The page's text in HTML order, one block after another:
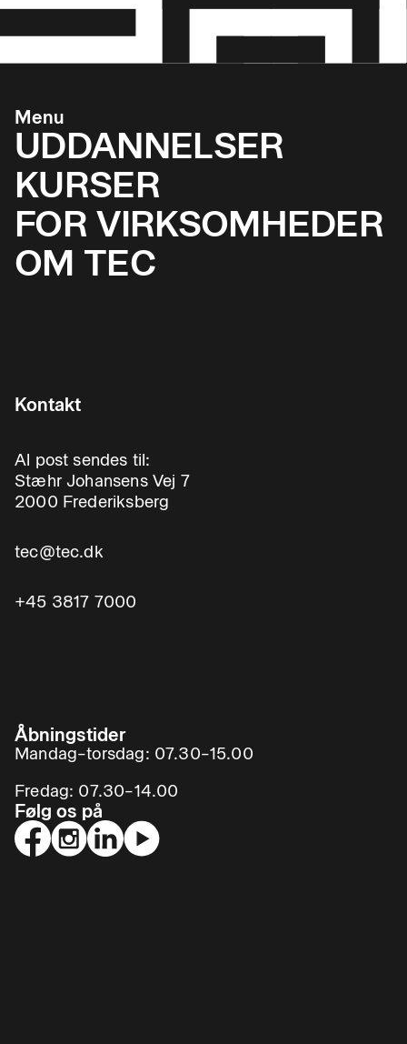
Menu
UDDANNELSER
KURSER
FOR VIRKSOMHEDER
OM TEC
Kontakt
Al post sendes til:
Stæhr Johansens Vej 7
2000 Frederiksberg
tec@tec.dk
+45 3817 7000
Åbningstider
Mandag–torsdag: 07.30–15.00
Fredag: 07.30–14.00
Følg os på